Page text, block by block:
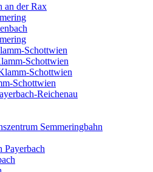
an der Rax
Schottwien
Schottwien
Schottwien
Schottwien
Reichenau
Semmeringbahn
Payerbach